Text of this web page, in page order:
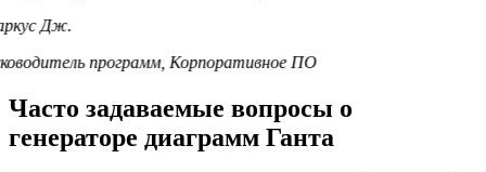
Дж.
программ, Корпоративное ПО
Часто задаваемые вопросы о
генераторе диаграмм Ганта